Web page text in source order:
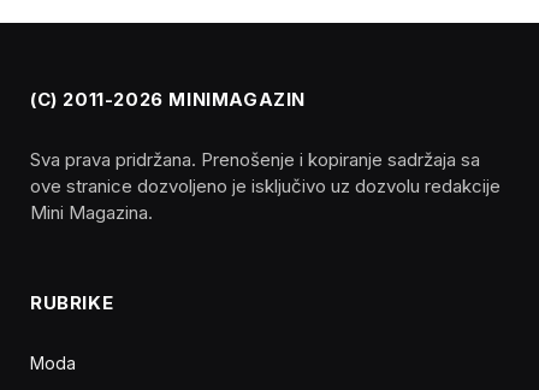
(C) 2011-2026 MINIMAGAZIN
Sva prava pridržana. Prenošenje i kopiranje sadržaja sa
ove stranice dozvoljeno je isključivo uz dozvolu redakcije
Mini Magazina.
RUBRIKE
Moda